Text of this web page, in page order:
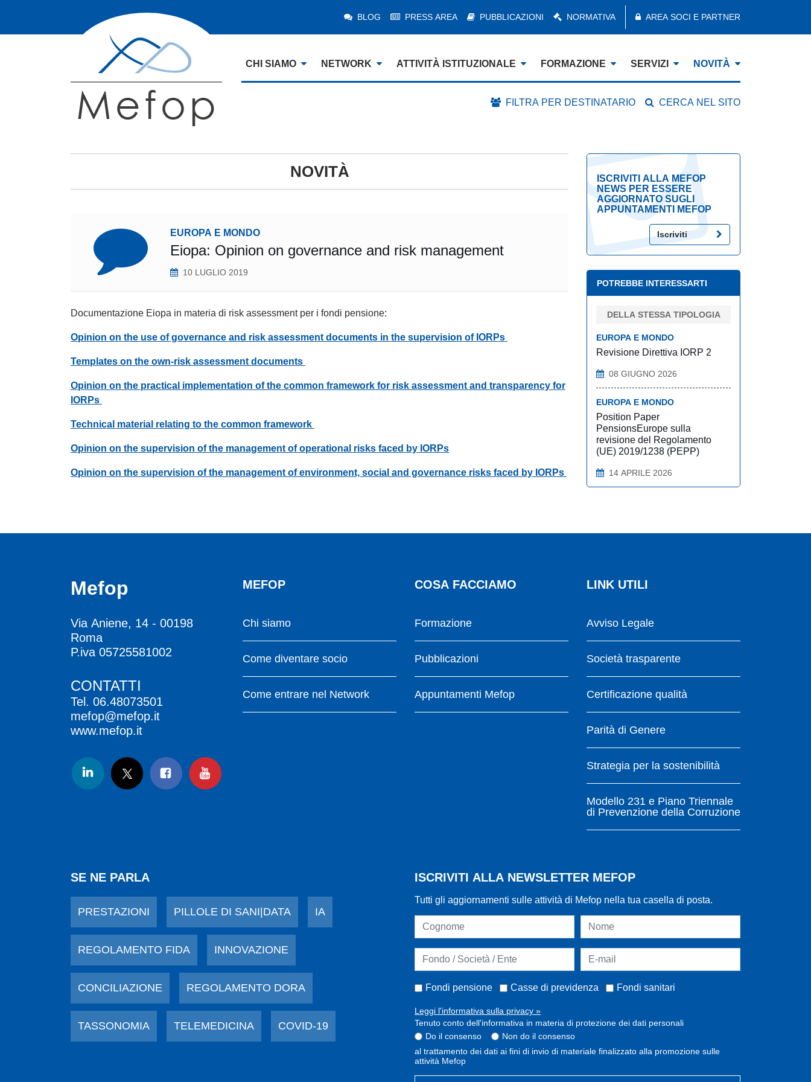
BLOG PRESS AREA PUBBLICAZIONI NORMATIVA AREA SOCI E PARTNER
CHI SIAMO NETWORK ATTIVITÀ ISTITUZIONALE FORMAZIONE SERVIZI NOVITÀ
FILTRA PER DESTINATARIO CERCA NEL SITO
NOVITÀ
EUROPA E MONDO
Eiopa: Opinion on governance and risk management
10 LUGLIO 2019
Documentazione Eiopa in materia di risk assessment per i fondi pensione:
Opinion on the use of governance and risk assessment documents in the supervision of IORPs
Templates on the own-risk assessment documents
Opinion on the practical implementation of the common framework for risk assessment and transparency for
IORPs
Technical material relating to the common framework
Opinion on the supervision of the management of operational risks faced by IORPs
Opinion on the supervision of the management of environment, social and governance risks faced by IORPs
ISCRIVITI ALLA MEFOP
NEWS PER ESSERE
AGGIORNATO SUGLI
APPUNTAMENTI MEFOP
Iscriviti
POTREBBE INTERESSARTI
DELLA STESSA TIPOLOGIA
EUROPA E MONDO
Revisione Direttiva IORP 2
08 GIUGNO 2026
EUROPA E MONDO
Position Paper
PensionsEurope sulla
revisione del Regolamento
(UE) 2019/1238 (PEPP)
14 APRILE 2026
Mefop
Via Aniene, 14 - 00198
Roma
P.iva 05725581002
CONTATTI
Tel. 06.48073501
mefop@mefop.it
www.mefop.it
MEFOP
Chi siamo
Come diventare socio
Come entrare nel Network
COSA FACCIAMO
Formazione
Pubblicazioni
Appuntamenti Mefop
LINK UTILI
Avviso Legale
Società trasparente
Certificazione qualità
Parità di Genere
Strategia per la sostenibilità
Modello 231 e Piano Triennale
di Prevenzione della Corruzione
SE NE PARLA
PRESTAZIONI PILLOLE DI SANI|DATA IA
REGOLAMENTO FIDA INNOVAZIONE
CONCILIAZIONE REGOLAMENTO DORA
TASSONOMIA TELEMEDICINA COVID-19
ISCRIVITI ALLA NEWSLETTER MEFOP
Tutti gli aggiornamenti sulle attività di Mefop nella tua casella di posta.
Fondi pensione Casse di previdenza Fondi sanitari
Leggi l'informativa sulla privacy »
Tenuto conto dell'informativa in materia di protezione dei dati personali
Do il consenso
Non do il consenso
al trattamento dei dati ai fini di invio di materiale finalizzato alla promozione sulle
attività Mefop